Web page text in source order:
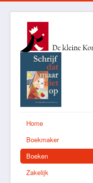
Home
Boekmaker
Boeken
Zakelijk